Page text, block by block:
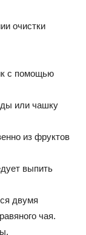
очистки
с помощью
или чашку
из фруктов
выпить
двумя
чая.